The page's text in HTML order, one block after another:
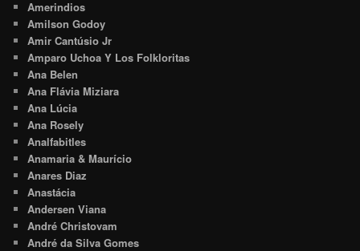
Amerindios
Amilson Godoy
Amir Cantúsio Jr
Amparo Uchoa Y Los Folkloritas
Ana Belen
Ana Flávia Miziara
Ana Lúcia
Ana Rosely
Analfabitles
Anamaria & Maurício
Anares Diaz
Anastácia
Andersen Viana
André Christovam
André da Silva Gomes